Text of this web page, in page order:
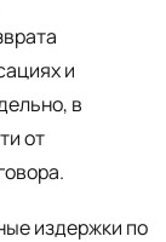
и
в
от
издержки по